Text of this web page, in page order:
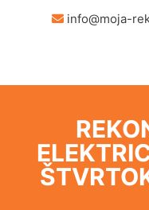
info@moja-